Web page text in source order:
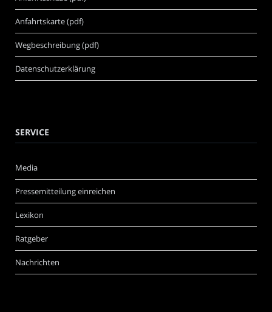
Anfahrtskarte (pdf)
Wegbeschreibung (pdf)
Datenschutzerklärung
SERVICE
Media
Pressemitteilung einreichen
Lexikon
Ratgeber
Nachrichten